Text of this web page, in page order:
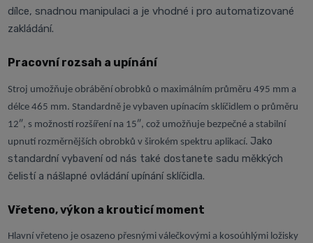
dílce, snadnou manipulaci a je vhodné i pro automatizované
zakládání.
Pracovní rozsah a upínání
Stroj umožňuje obrábění obrobků o maximálním průměru 495 mm a
délce 465 mm. Standardně je vybaven upínacím sklíčidlem o průměru
12″, s možností rozšíření na 15″, což umožňuje bezpečné a stabilní
upnutí rozměrnějších obrobků v širokém spektru aplikací. Jako
standardní vybavení od nás také dostanete sadu měkkých
čelistí a nášlapné ovládání upínání sklíčidla.
Vřeteno, výkon a krouticí moment
Hlavní vřeteno je osazeno přesnými válečkovými a kosoúhlými ložisky